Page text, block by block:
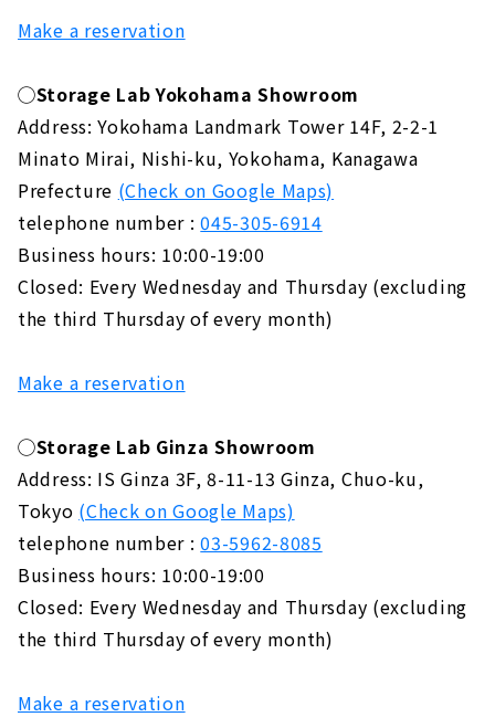
Make a reservation
◯Storage Lab Yokohama Showroom
Address: Yokohama Landmark Tower 14F, 2-2-1
Minato Mirai, Nishi-ku, Yokohama, Kanagawa
Prefecture (Check on Google Maps)
telephone number :045-305-6914
Business hours: 10:00-19:00
Closed: Every Wednesday and Thursday (excluding
the third Thursday of every month)
Make a reservation
◯Storage Lab Ginza Showroom
Address: IS Ginza 3F, 8-11-13 Ginza, Chuo-ku,
Tokyo (Check on Google Maps)
telephone number :03-5962-8085
Business hours: 10:00-19:00
Closed: Every Wednesday and Thursday (excluding
the third Thursday of every month)
Make a reservation